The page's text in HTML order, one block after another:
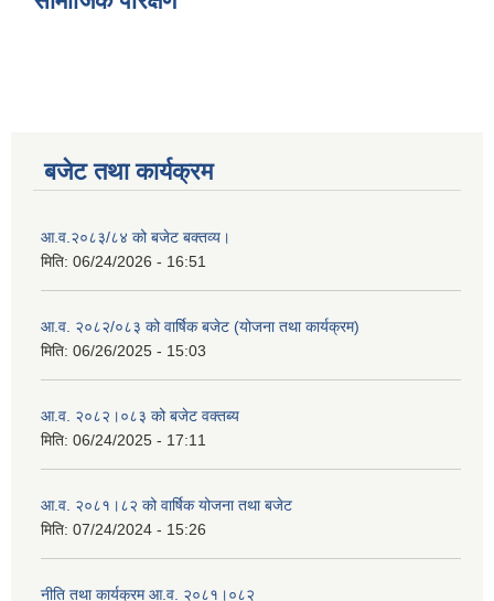
बजेट तथा कार्यक्रम
आ.व.२०८३/८४ को बजेट बक्तव्य।
मिति: 06/24/2026 - 16:51
आ.व. २०८२/०८३ को वार्षिक बजेट (योजना तथा कार्यक्रम)
मिति: 06/26/2025 - 15:03
आ.व. २०८२।०८३ को बजेट वक्तब्य
मिति: 06/24/2025 - 17:11
आ.व. २०८१।८२ को वार्षिक योजना तथा बजेट
मिति: 07/24/2024 - 15:26
नीति तथा कार्यक्रम आ.व. २०८१।०८२